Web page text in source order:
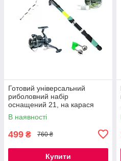
Готовий універсальний
риболовний набір
оснащений 21, на карася
,коропа, ляща, плотва
В наявності
499 ₴ 760 ₴
Купити